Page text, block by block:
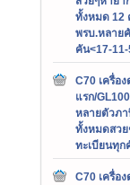
ทั้งหมด 12
พรบ.หลาย
คัน<17-11-
C70 เครื่อ
แรก/
หลายตัวภา
ทั้งหมดสวย
ทะเบียนทุก
C70 เครื่อ